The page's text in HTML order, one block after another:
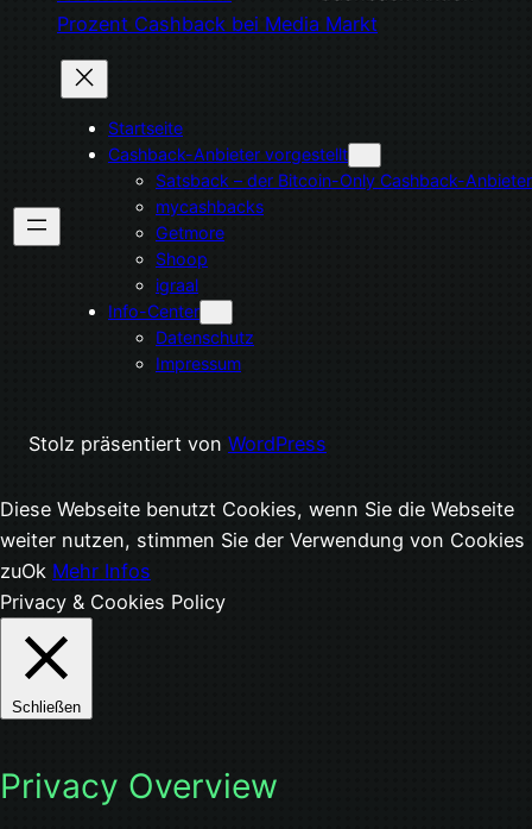
Prozent Cashback bei Media Markt
Startseite
Cashback-Anbieter vorgestellt
Satsback – der Bitcoin-Only Cashback-Anbieter
mycashbacks
Getmore
Shoop
igraal
Info-Center
Datenschutz
Impressum
Stolz präsentiert von WordPress
Diese Webseite benutzt Cookies, wenn Sie die Webseite
weiter nutzen, stimmen Sie der Verwendung von Cookies
zuOk Mehr Infos
Privacy & Cookies Policy
Schließen
Privacy Overview